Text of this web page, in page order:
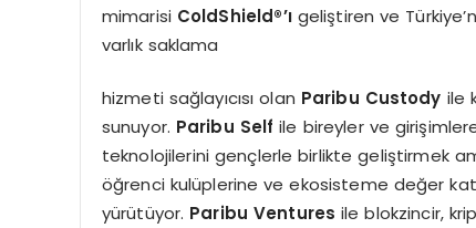
mimarisi ColdShield®’ı geliştiren ve
varlık saklama
hizmeti sağlayıcısı olan Paribu Custody ile
sunuyor. Paribu Selfile bireyler ve
teknolojilerini gençlerle birlikte geliştirmek
öğrenci kulüplerine ve ekosisteme değer
yürütüyor. Paribu Ventures ile blokzincir,